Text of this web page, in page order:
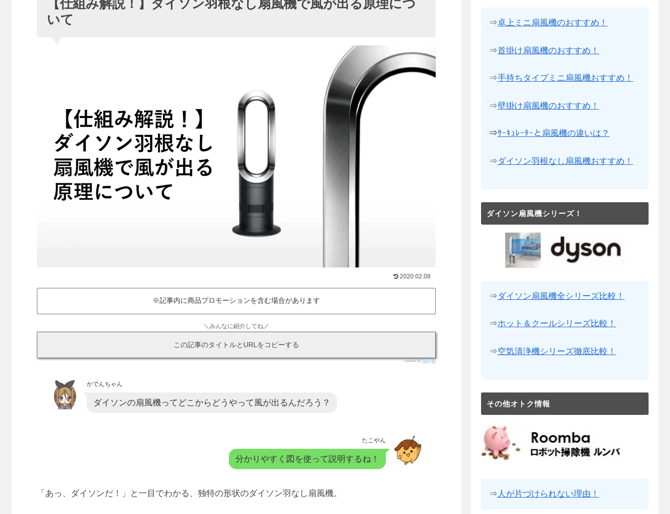
【仕組み解説！】ダイソン羽根なし扇風機で風が出る原理につ
いて
2020.02.08
※記事内に商品プロモーションを含む場合があります
＼みんなに紹介してね／
この記事のタイトルとURLをコピーする
created byTakoyan
かでんちゃん
ダイソンの扇風機ってどこからどうやって風が出るんだろう？
たこやん
分かりやすく図を使って説明するね！
「あっ、ダイソンだ！」と一目でわかる、独特の形状のダイソン羽なし扇風機。
⇒卓上ミニ扇風機のおすすめ！
⇒首掛け扇風機のおすすめ！
⇒手持ちタイプミニ扇風機おすすめ！
⇒壁掛け扇風機のおすすめ！
⇒ｻｰｷｭﾚｰﾀｰと扇風機の違いは？
⇒ダイソン羽根なし扇風機おすすめ！
ダイソン扇風機シリーズ！
⇒ダイソン扇風機全シリーズ比較！
⇒ホット＆クールシリーズ比較！
⇒空気清浄機シリーズ徹底比較！
その他オトク情報
⇒ 人が片づけられない理由！